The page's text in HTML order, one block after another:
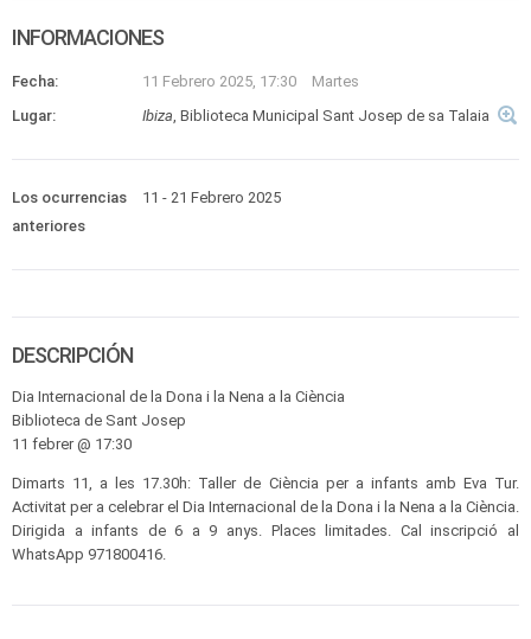
INFORMACIONES
Fecha: 11 Febrero 2025, 17:30
Martes
Lugar:
Ibiza, Biblioteca Municipal Sant Josep de sa Talaia
Los ocurrencias
anteriores
11 - 21 Febrero 2025
DESCRIPCIÓN
Dia Internacional de la Dona i la Nena a la Ciència
Biblioteca de Sant Josep
11 febrer @ 17:30
Dimarts 11, a les 17.30h: Taller de Ciència per a infants amb Eva Tur.
Activitat per a celebrar el Dia Internacional de la Dona i la Nena a la Ciència.
Dirigida a infants de 6 a 9 anys. Places limitades. Cal inscripció al
WhatsApp 971800416.